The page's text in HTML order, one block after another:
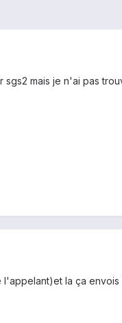
mais je n'ai pas
la ça